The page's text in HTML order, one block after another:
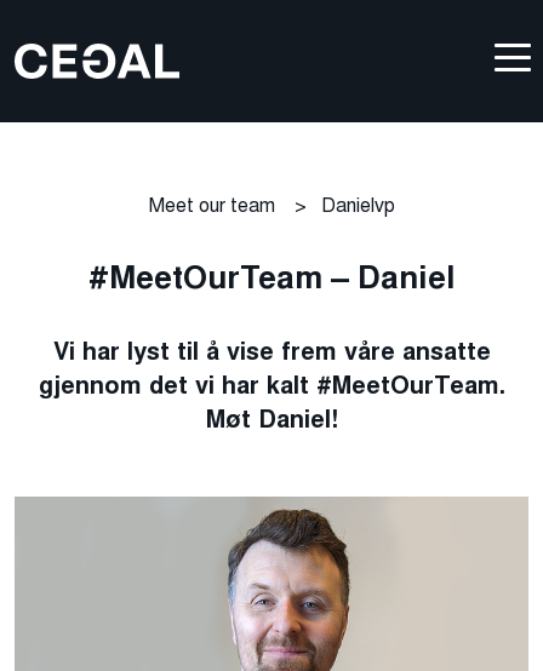
Meet our team > Danielvp
#MeetOurTeam – Daniel
Vi har lyst til å vise frem våre ansatte
gjennom det vi har kalt #MeetOurTeam.
Møt Daniel!